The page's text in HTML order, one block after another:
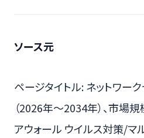
ソース元
ページタイトル: ネットワー
（2026年～2034年）、市場規
アウォール ウイルス対策/マ